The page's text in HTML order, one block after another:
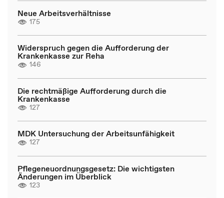
Neue Arbeitsverhältnisse
175
Widerspruch gegen die Aufforderung der
Krankenkasse zur Reha
146
Die rechtmäßige Aufforderung durch die
Krankenkasse
127
MDK Untersuchung der Arbeitsunfähigkeit
127
Pflegeneuordnungsgesetz: Die wichtigsten
Änderungen im Überblick
123